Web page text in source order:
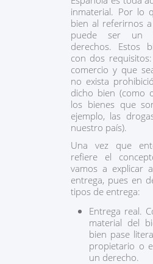
inmaterial. Por lo
bien al referirnos
puede ser un
derechos. Estos
con dos
comercio y que
no exista
dicho bien (como
los bienes que
ejemplo, las
nuestro país).
Una vez que
refiere el
vamos a explicar
entrega, pues en
tipos de entrega:
Entrega real.
material del
bien pase
propietario o
un derecho.